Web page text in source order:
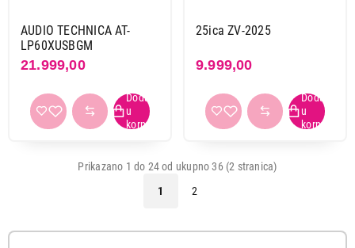
AUDIO TECHNICA AT-
LP60XUSBGM
21.999,00
25ica ZV-2025
9.999,00
Prikazano 1 do 24 od ukupno 36 (2 stranica)
1
2